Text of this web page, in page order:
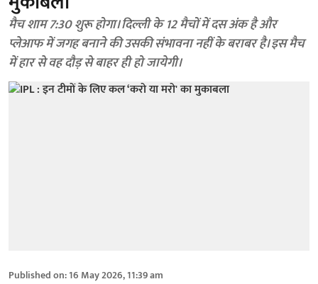
मैच शाम 7:30 शुरू होगा। दिल्ली के 12 मैचों में दस अंक है और
प्लेआफ में जगह बनाने की उसकी संभावना नहीं के बराबर है। इस मैच
में हार से वह दौड़ से बाहर ही हो जायेगी।
Published on:16 May 2026, 11:39 am